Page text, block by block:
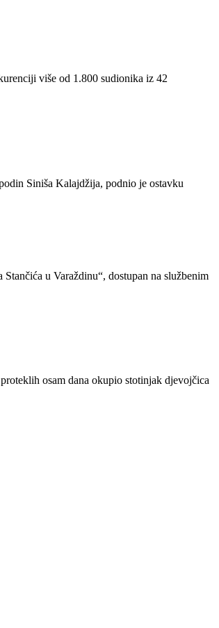
više od 1.800 sudionika iz 42
Siniša Kalajdžija, podnio je ostavku
u Varaždinu“, dostupan na službenim
osam dana okupio stotinjak djevojčica